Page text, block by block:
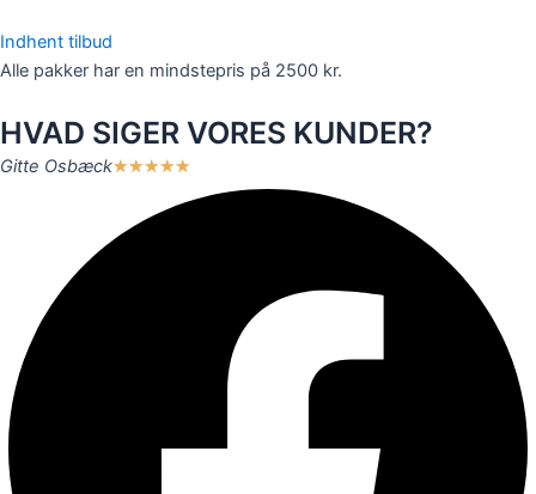
Indhent tilbud
Alle pakker har en mindstepris på 2500 kr.
HVAD SIGER VORES KUNDER?
Gitte Osbæck★★★★★